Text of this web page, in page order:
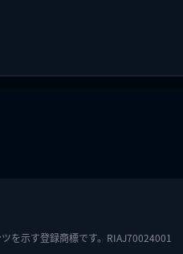
を示す登録商標です。RIAJ70024001